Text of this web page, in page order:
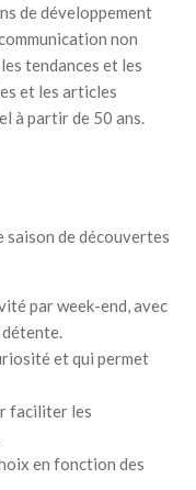
de développement
non
tendances et les
et les articles
à partir de 50 ans.
saison de découvertes
par week-end, avec
et qui permet
faciliter les
en fonction des